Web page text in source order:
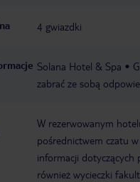
4 gwiazdki
Solana Hotel & Spa
zabrać ze sobą
W rezerwowanym
pośrednictwem czatu
informacji dotyczących
również wycieczki